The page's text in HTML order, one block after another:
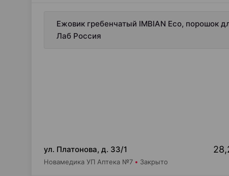
Ежовик гребенчатый IMBIAN Eco, порошок
Лаб Россия
ул. Платонова, д. 33/1
Новамедика УП Аптека №7 Закрыто